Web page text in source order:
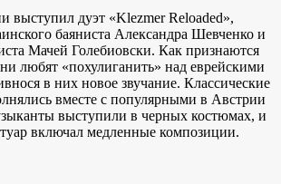
выступил дуэт «Klezmer Reloaded»,
баяниста Александра Шевченко и
Мачей Голебиовски. Как признаются
любят «похулиганить» над еврейскими
в них новое звучание. Классические
вместе с популярными в Австрии
выступили в черных костюмах, и
включал медленные композиции.